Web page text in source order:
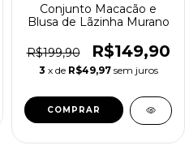
Conjunto Macacão e
Blusa de Lãzinha Murano
R$199,90 R$149,90
3 x de R$49,97 sem juros
COMPRAR